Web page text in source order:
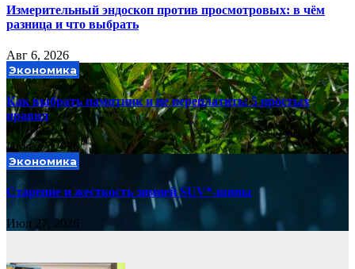
Измерительный эндоскоп против просмотровых: в чём
разница и что выбрать
Авг 6, 2026
Экономика
Как выбрать памятник и не переплатить: 5 простых
правил
Июл 27, 2026
Экономика
Старение и жесткость зимней SUV*-шины
Июл 27, 2026